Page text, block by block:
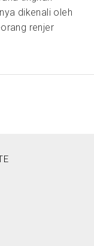
dikenali oleh
renjer